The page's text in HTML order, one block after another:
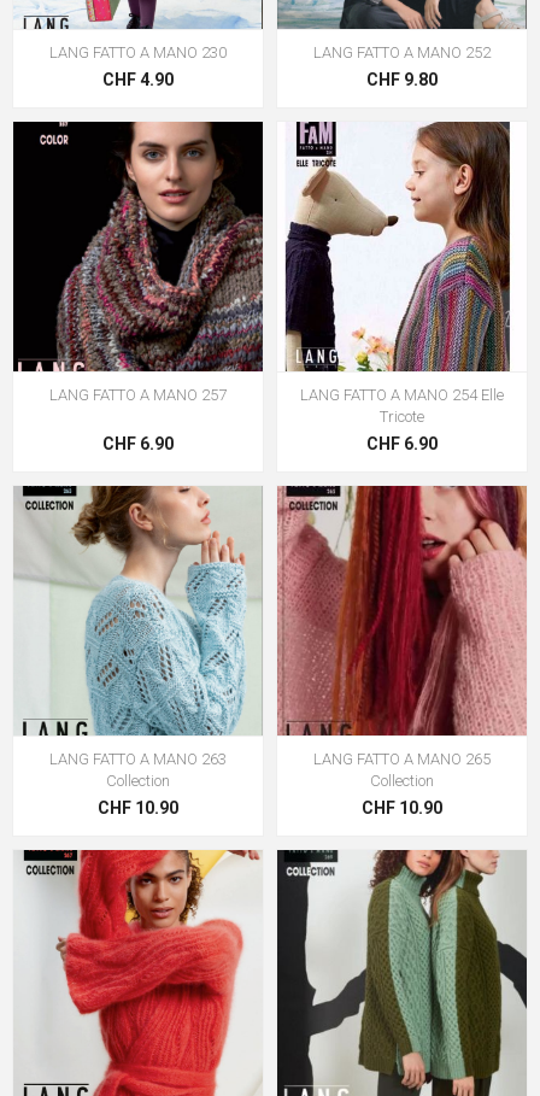
LANG FATTO A MANO 230
CHF 4.90
LANG FATTO A MANO 252
CHF 9.80
LANG FATTO A MANO 257
CHF 6.90
LANG FATTO A MANO 254 Elle
Tricote
CHF 6.90
LANG FATTO A MANO 263
Collection
CHF 10.90
LANG FATTO A MANO 265
Collection
CHF 10.90